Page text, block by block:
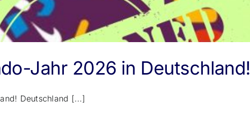
Jahr 2026 in Deutschland!
Deutschland [...]